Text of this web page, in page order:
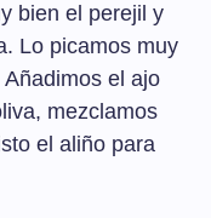
bien el perejil y
Lo picamos muy
el ajo
mezclamos
el aliño para